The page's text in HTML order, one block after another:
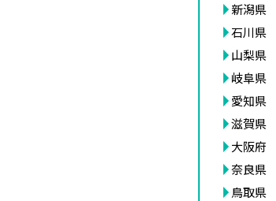
新潟県
石川県
山梨県
岐阜県
愛知県
滋賀県
大阪府
奈良県
鳥取県